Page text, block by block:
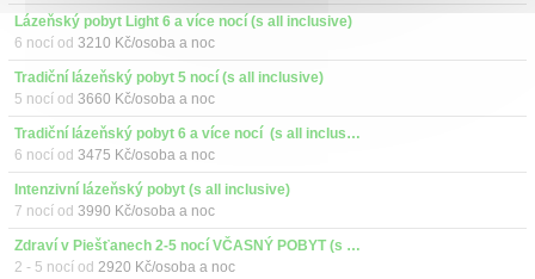
Lázeňský pobyt Light 6 a více nocí (s all inclusive)
6 nocí od 3210 Kč/osoba a noc
Tradiční lázeňský pobyt 5 nocí (s all inclusive)
5 nocí od 3660 Kč/osoba a noc
Tradiční lázeňský pobyt 6 a více nocí  (s all inclusive)
6 nocí od 3475 Kč/osoba a noc
Intenzivní lázeňský pobyt (s all inclusive)
7 nocí od 3990 Kč/osoba a noc
Zdraví v Piešťanech 2-5 nocí VČASNÝ POBYT (s all inclusive)
2 - 5 nocí od 2920 Kč/osoba a noc